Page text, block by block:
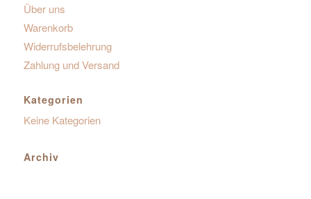
Über uns
Warenkorb
Widerrufsbelehrung
Zahlung und Versand
Kategorien
Keine Kategorien
Archiv